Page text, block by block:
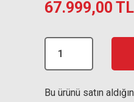
67.999,00 TL
Bu ürünü satın